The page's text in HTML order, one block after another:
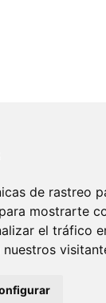
de rastreo
mostrarte
el tráfico